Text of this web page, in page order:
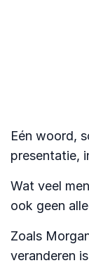
Eén woord,
presentatie,
Wat veel
ook geen
Zoals
veranderen